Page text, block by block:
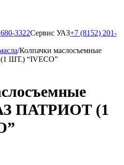
3322Сервис УАЗ+7 (8152) 201-
/Колпачки маслосъемные
ШТ.) “IVECO”
ПАТРИОТ (1